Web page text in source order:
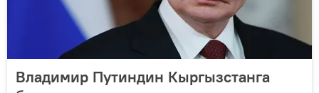
Владимир Путиндин Кыргызстанга